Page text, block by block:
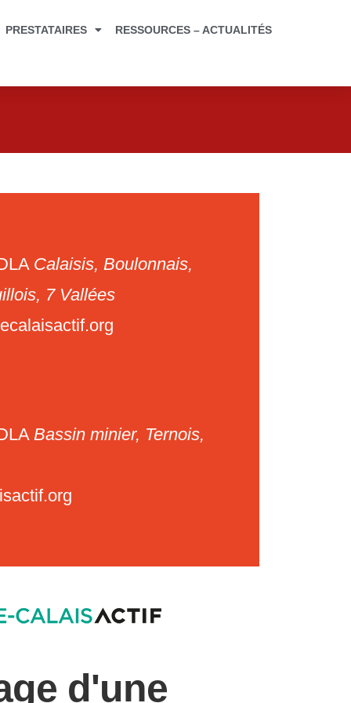
PRESTATAIRES RESSOURCES – ACTUALITÉS
Calaisis, Boulonnais,
7 Vallées
Bassin minier, Ternois,
d'une